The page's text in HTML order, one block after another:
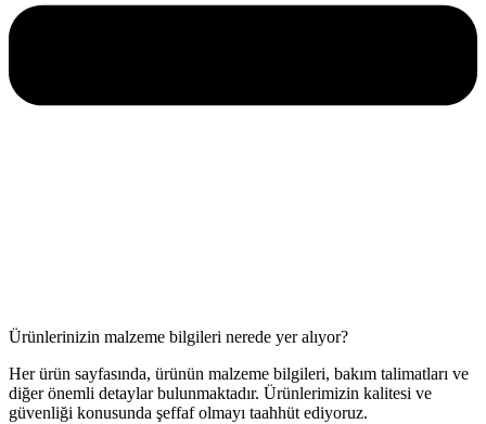
Ürünlerinizin malzeme bilgileri nerede yer alıyor?
Her ürün sayfasında, ürünün malzeme bilgileri, bakım talimatları ve
diğer önemli detaylar bulunmaktadır. Ürünlerimizin kalitesi ve
güvenliği konusunda şeffaf olmayı taahhüt ediyoruz.